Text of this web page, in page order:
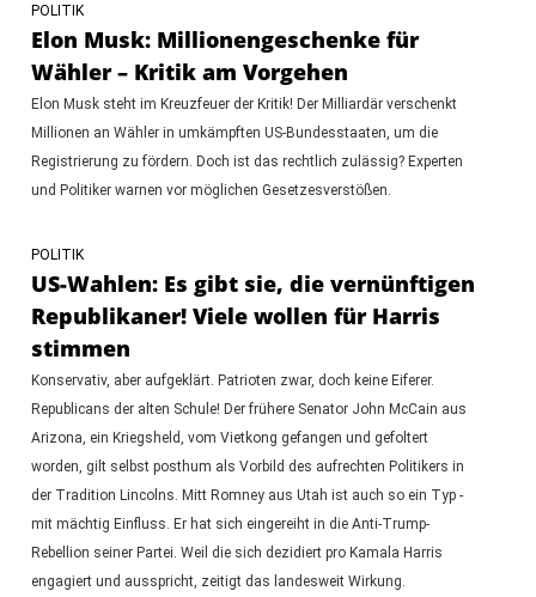
POLITIK
Elon Musk: Millionengeschenke für
Wähler – Kritik am Vorgehen
Elon Musk steht im Kreuzfeuer der Kritik! Der Milliardär verschenkt
Millionen an Wähler in umkämpften US-Bundesstaaten, um die
Registrierung zu fördern. Doch ist das rechtlich zulässig? Experten
und Politiker warnen vor möglichen Gesetzesverstößen.
POLITIK
US-Wahlen: Es gibt sie, die vernünftigen
Republikaner! Viele wollen für Harris
stimmen
Konservativ, aber aufgeklärt. Patrioten zwar, doch keine Eiferer.
Republicans der alten Schule! Der frühere Senator John McCain aus
Arizona, ein Kriegsheld, vom Vietkong gefangen und gefoltert
worden, gilt selbst posthum als Vorbild des aufrechten Politikers in
der Tradition Lincolns. Mitt Romney aus Utah ist auch so ein Typ -
mit mächtig Einfluss. Er hat sich eingereiht in die Anti-Trump-
Rebellion seiner Partei. Weil die sich dezidiert pro Kamala Harris
engagiert und ausspricht, zeitigt das landesweit Wirkung.